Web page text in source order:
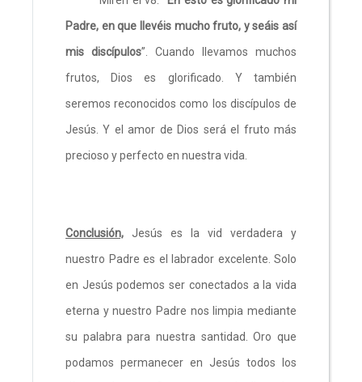
Padre, en que llevéis mucho fruto, y seáis así
mis discípulos”. Cuando llevamos muchos
frutos, Dios es glorificado. Y también
seremos reconocidos como los discípulos de
Jesús. Y el amor de Dios será el fruto más
precioso y perfecto en nuestra vida.
Conclusión, Jesús es la vid verdadera y
nuestro Padre es el labrador excelente. Solo
en Jesús podemos ser conectados a la vida
eterna y nuestro Padre nos limpia mediante
su palabra para nuestra santidad. Oro que
podamos permanecer en Jesús todos los